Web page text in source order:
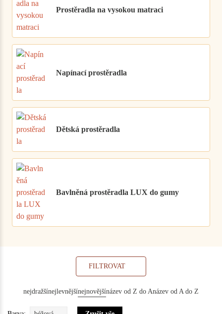
Prostěradla na vysokou matraci
Napínací prostěradla
Dětská prostěradla
Bavlněná prostěradla LUX do gumy
FILTROVAT
nejdražšínejlevnějšínejnovějšínázev od Z do Anázev od A do Z